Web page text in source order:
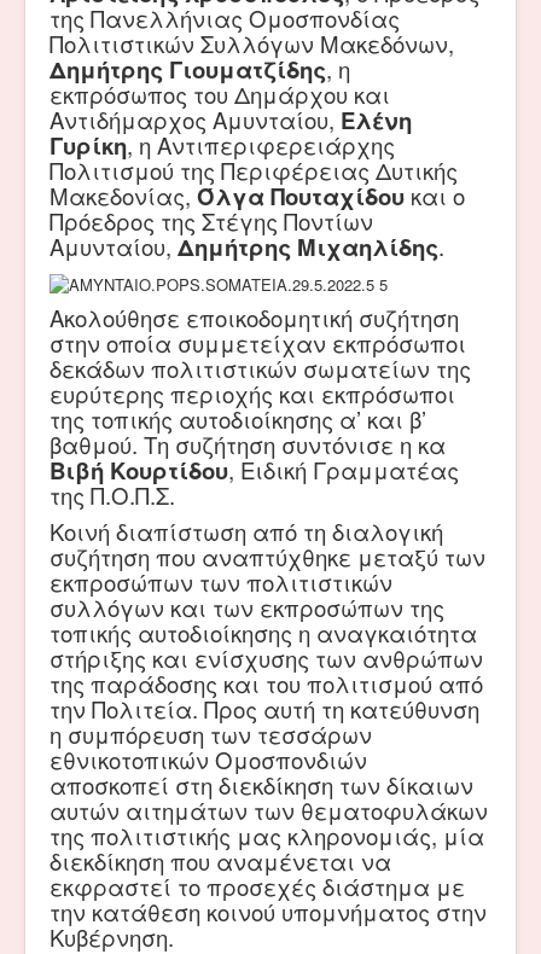
της Πανελλήνιας Ομοσπονδίας
Πολιτιστικών Συλλόγων Μακεδόνων,
Δημήτρης Γιουματζίδης, η
εκπρόσωπος του Δημάρχου και
Αντιδήμαρχος Αμυνταίου, Ελένη
Γυρίκη, η Αντιπεριφερειάρχης
Πολιτισμού της Περιφέρειας Δυτικής
Μακεδονίας, Όλγα Πουταχίδου και ο
Πρόεδρος της Στέγης Ποντίων
Αμυνταίου, Δημήτρης Μιχαηλίδης.
Ακολούθησε εποικοδομητική συζήτηση
στην οποία συμμετείχαν εκπρόσωποι
δεκάδων πολιτιστικών σωματείων της
ευρύτερης περιοχής και εκπρόσωποι
της τοπικής αυτοδιοίκησης α’ και β’
βαθμού. Τη συζήτηση συντόνισε η κα
Βιβή Κουρτίδου, Ειδική Γραμματέας
της Π.Ο.Π.Σ.
Κοινή διαπίστωση από τη διαλογική
συζήτηση που αναπτύχθηκε μεταξύ των
εκπροσώπων των πολιτιστικών
συλλόγων και των εκπροσώπων της
τοπικής αυτοδιοίκησης η αναγκαιότητα
στήριξης και ενίσχυσης των ανθρώπων
της παράδοσης και του πολιτισμού από
την Πολιτεία. Προς αυτή τη κατεύθυνση
η συμπόρευση των τεσσάρων
εθνικοτοπικών Ομοσπονδιών
αποσκοπεί στη διεκδίκηση των δίκαιων
αυτών αιτημάτων των θεματοφυλάκων
της πολιτιστικής μας κληρονομιάς, μία
διεκδίκηση που αναμένεται να
εκφραστεί το προσεχές διάστημα με
την κατάθεση κοινού υπομνήματος στην
Κυβέρνηση.